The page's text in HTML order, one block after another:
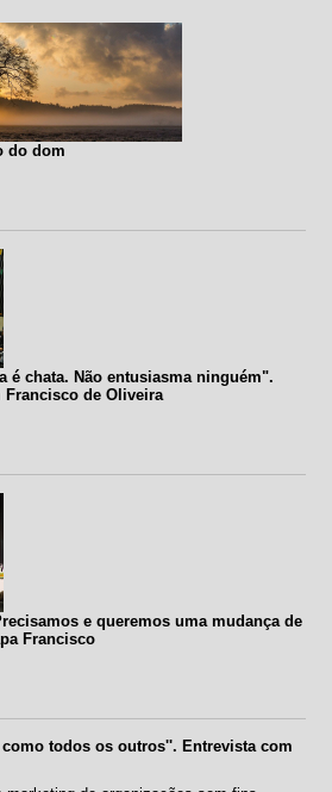
do dom
é chata. Não entusiasma ninguém".
Francisco de Oliveira
e queremos uma mudança de
Francisco
todos os outros''. Entrevista com